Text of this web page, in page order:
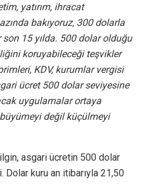
yatırım, ihracat
bakıyoruz, 300 dolarla
15 yılda. 500 dolar olduğu
koruyabileceği teşvikler
KDV, kurumlar vergisi
ücret 500 dolar seviyesine
uygulamalar ortaya
değil küçülmeyi
asgari ücretin 500 dolar
kuru an itibarıyla 21,50